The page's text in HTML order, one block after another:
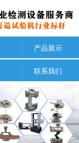
产品展示
联系我们